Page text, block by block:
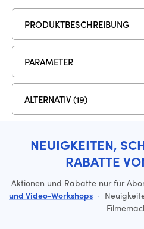
PRODUKTBESCHREIBUNG
PARAMETER
ALTERNATIV (19)
NEUIGKEITEN,
RABATTE
Aktionen und Rabatte nur für
und Video-Workshops ·